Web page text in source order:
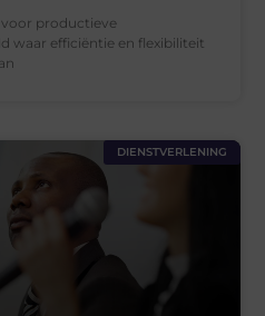
productieve
waar efficiëntie en flexibiliteit
DIENSTVERLENING